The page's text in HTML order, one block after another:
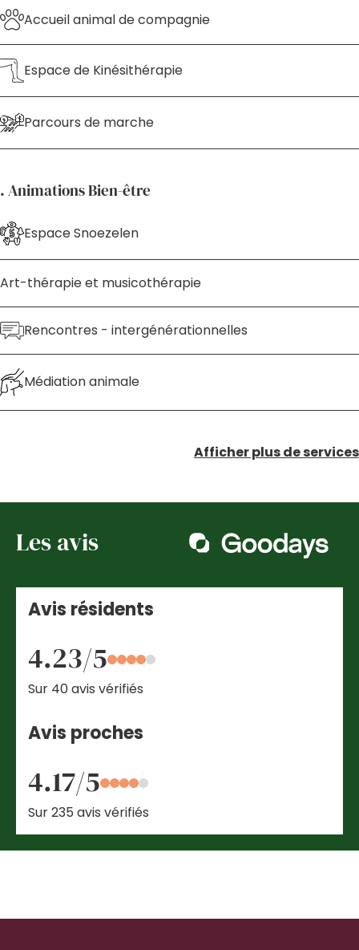
Accueil animal de compagnie
Espace de Kinésithérapie
Parcours de marche
. Animations Bien-être
Espace Snoezelen
Art-thérapie et musicothérapie
Rencontres - intergénérationnelles
Médiation animale
Afficher plus de services
Les avis
Avis résidents
4.23/5
Sur 40 avis vérifiés
Avis proches
4.17/5
Sur 235 avis vérifiés